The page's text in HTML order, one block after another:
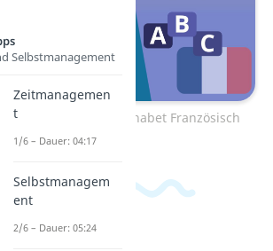
Zum Video: Alphabet Französisch
Selbstmanagement
Zeitmanagemen
t
1/6 – Dauer: 04:17
Selbstmanagem
ent
2/6 – Dauer: 05:24